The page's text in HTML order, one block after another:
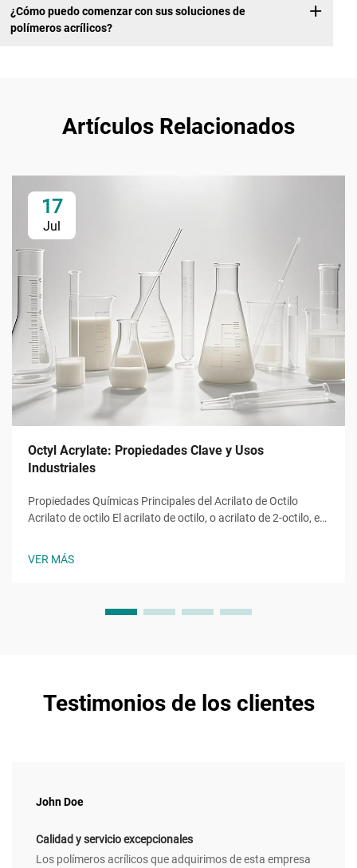
¿Cómo puedo comenzar con sus soluciones de
polímeros acrílicos?
Artículos Relacionados
17
Jul
Octyl Acrylate: Propiedades Clave y Usos
Industriales
Propiedades Químicas Principales del Acrilato de Octilo
Acrilato de octilo El acrilato de octilo, o acrilato de 2-octilo, es
una molécula con una cadena alquilo de ocho carbonos
VER MÁS
Testimonios de los clientes
John Doe
Calidad y servicio excepcionales
Los polímeros acrílicos que adquirimos de esta empresa